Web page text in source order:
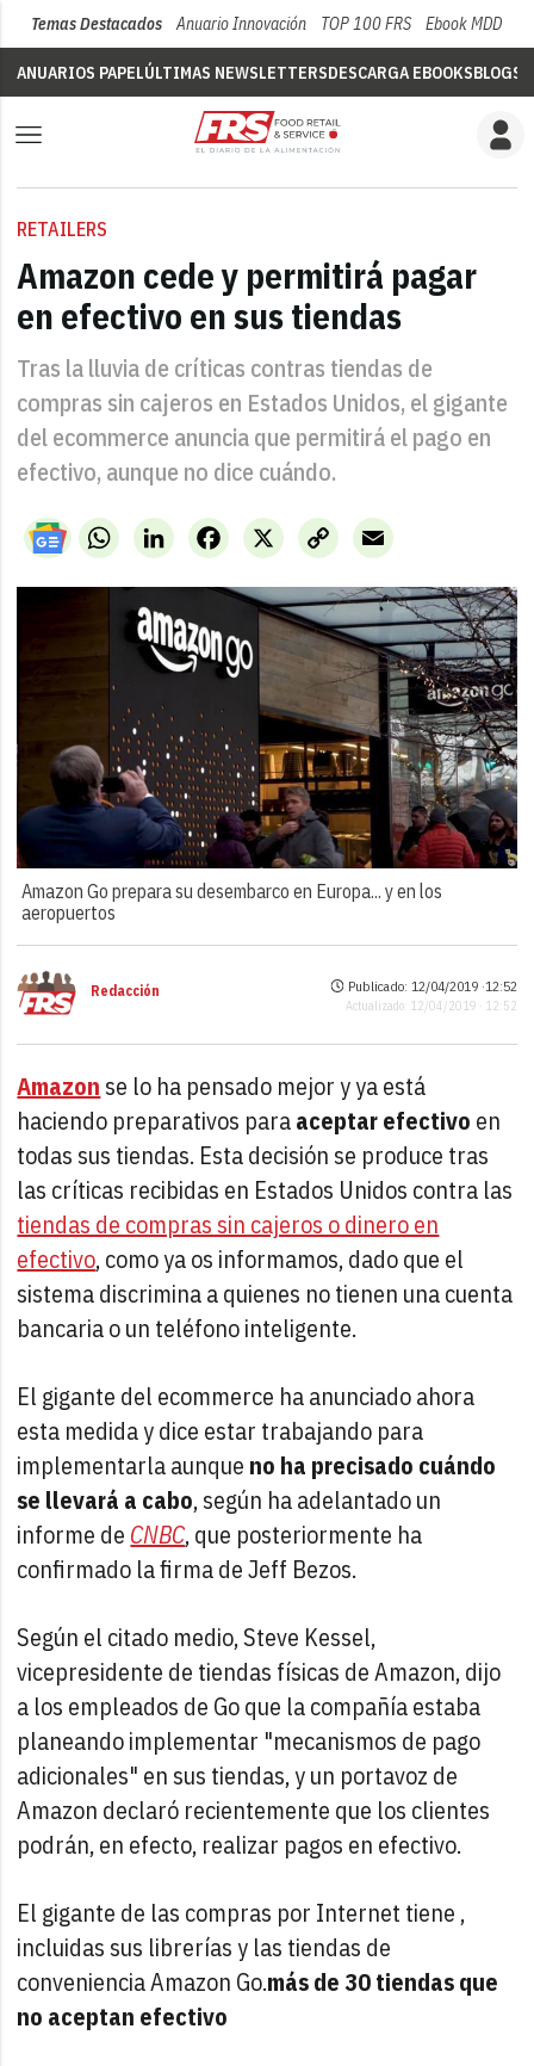
Temas Destacados Anuario Innovación TOP 100 FRS Ebook MDD
ANUARIOS PAPELÚLTIMAS NEWSLETTERSDESCARGA EBOOKSBLOGS
RETAILERS
Amazon cede y permitirá pagar
en efectivo en sus tiendas
Tras la lluvia de críticas contras tiendas de
compras sin cajeros en Estados Unidos, el gigante
del ecommerce anuncia que permitirá el pago en
efectivo, aunque no dice cuándo.
WhatsAppLinkedIn X
Facebook
Copy
Link
Email
Amazon Go prepara su desembarco en Europa... y en los
aeropuertos
Redacción Publicado: 12/04/2019 ·12:52
Actualizado: 12/04/2019 · 12:52
Amazon se lo ha pensado mejor y ya está
haciendo preparativos paraaceptar efectivo en
todas sus tiendas. Esta decisión se produce tras
las críticas recibidas en Estados Unidos contra las
tiendas de compras sin cajeros o dinero en
efectivo, como ya os informamos, dado que el
sistema discrimina a quienes no tienen una cuenta
bancaria o un teléfono inteligente.
El gigante del ecommerce ha anunciado ahora
esta medida y dice estar trabajando para
implementarla aunque no ha precisado cuándo
se llevará a cabo, según ha adelantado un
informe de CNBC, que posteriormente ha
confirmado la firma de Jeff Bezos.
Según el citado medio, Steve Kessel,
vicepresidente de tiendas físicas de Amazon, dijo
a los empleados de Go que la compañía estaba
planeando implementar "mecanismos de pago
adicionales" en sus tiendas, y un portavoz de
Amazon declaró recientemente que los clientes
podrán, en efecto, realizar pagos en efectivo.
El gigante de las compras por Internet tiene ,
incluidas sus librerías y las tiendas de
conveniencia Amazon Go.más de 30 tiendas que
no aceptan efectivo